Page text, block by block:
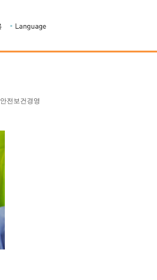
안전보건경영